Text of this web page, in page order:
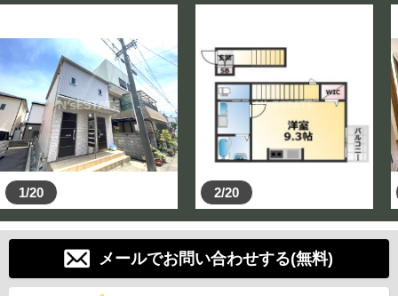
1/20 2/20
メールでお問い合わせする(無料)